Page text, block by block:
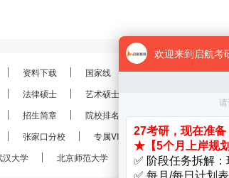
资料下载 国家线 分数线 报录比
法律硕士 艺术硕士
招生简章 院校排名 考研真题 经
张家口分校 专属VIP VIP定制
28
汉大学 北京师范大学 南京大学 南开大